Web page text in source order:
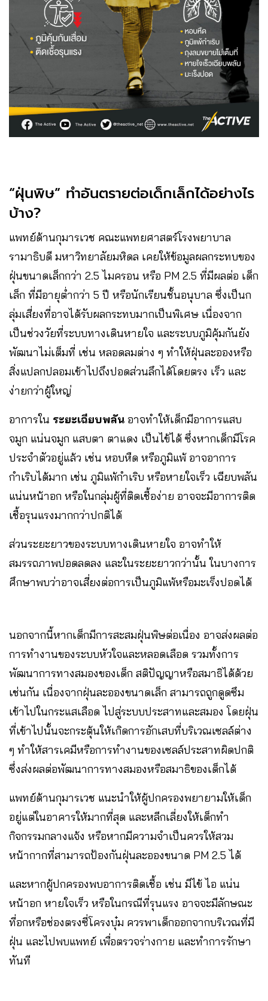
“ฝุ่นพิษ” ทำอันตรายต่อเด็กเล็กได้อย่างไร
บ้าง?
แพทย์ด้านกุมารเวช คณะแพทยศาสตร์โรงพยาบาล
รามาธิบดี มหาวิทยาลัยมหิดล เคยให้ข้อมูลผลกระทบของ
ฝุ่นขนาดเล็กกว่า 2.5 ไมครอน หรือ PM 2.5 ที่มีผลต่อ เด็ก
เล็ก ที่มีอายุต่ำกว่า 5 ปี หรือนักเรียนชั้นอนุบาล ซึ่งเป็นก
ลุ่มเสี่ยงที่อาจได้รับผลกระทบมากเป็นพิเศษ เนื่องจาก
เป็นช่วงวัยที่ระบบทางเดินหายใจ และระบบภูมิคุ้มกันยัง
พัฒนาไม่เต็มที่ เช่น หลอดลมต่าง ๆ ทำให้ฝุ่นละอองหรือ
สิ่งแปลกปลอมเข้าไปถึงปอดส่วนลึกได้โดยตรง เร็ว และ
ง่ายกว่าผู้ใหญ่
อาการใน ระยะเฉียบพลัน อาจทำให้เด็กมีอาการแสบ
จมูก แน่นจมูก แสบตา ตาแดง เป็นไข้ได้ ซึ่งหากเด็กมีโรค
ประจำตัวอยู่แล้ว เช่น หอบหืด หรือภูมิแพ้ อาจอาการ
กำเริบได้มาก เช่น ภูมิแพ้กำเริบ หรือหายใจเร็ว เฉียบพลัน
แน่นหน้าอก หรือในกลุ่มผู้ที่ติดเชื้อง่าย อาจจะมีอาการติด
เชื้อรุนแรงมากกว่าปกติได้
ส่วนระยะยาวของระบบทางเดินหายใจ อาจทำให้
สมรรถภาพปอดลดลง และในระยะยาวกว่านั้น ในบางการ
ศึกษาพบว่าอาจเสี่ยงต่อการเป็นภูมิแพ้หรือมะเร็งปอดได้
นอกจากนี้หากเด็กมีการสะสมฝุ่นพิษต่อเนื่อง อาจส่งผลต่อ
การทำงานของระบบหัวใจและหลอดเลือด รวมทั้งการ
พัฒนาการทางสมองของเด็ก สติปัญญาหรือสมาธิได้ด้วย
เช่นกัน เนื่องจากฝุ่นละอองขนาดเล็ก สามารถถูกดูดซึม
เข้าไปในกระแสเลือด ไปสู่ระบบประสาทและสมอง โดยฝุ่น
ที่เข้าไปนั้นจะกระตุ้นให้เกิดการอักเสบที่บริเวณเซลล์ต่าง
ๆ ทำให้สารเคมีหรือการทำงานของเซลล์ประสาทผิดปกติ
ซึ่งส่งผลต่อพัฒนาการทางสมองหรือสมาธิของเด็กได้
แพทย์ด้านกุมารเวช แนะนำให้ผู้ปกครองพยายามให้เด็ก
อยู่แต่ในอาคารให้มากที่สุด และหลีกเลี่ยงให้เด็กทำ
กิจกรรมกลางแจ้ง หรือหากมีความจำเป็นควรให้สวม
หน้ากากที่สามารถป้องกันฝุ่นละอองขนาด PM 2.5 ได้
และหากผู้ปกครองพบอาการติดเชื้อ เช่น มีไข้ ไอ แน่น
หน้าอก หายใจเร็ว หรือในกรณีที่รุนแรง อาจจะมีลักษณะ
ที่อกหรือช่องตรงซี่โครงบุ๋ม ควรพาเด็กออกจากบริเวณที่มี
ฝุ่น และไปพบแพทย์ เพื่อตรวจร่างกาย และทำการรักษา
ทันที